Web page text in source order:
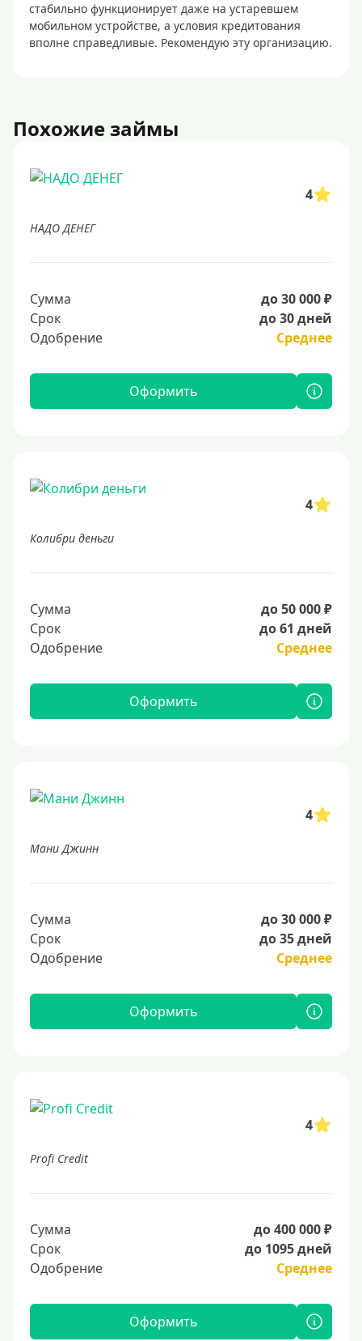
стабильно функционирует даже на устаревшем
мобильном устройстве, а условия кредитования
вполне справедливые. Рекомендую эту организацию.
Похожие займы
4
НАДО ДЕНЕГ
Сумма
до 30 000 ₽
Срок
до 30 дней
Одобрение
Среднее
Оформить
4
Колибри деньги
Сумма
до 50 000 ₽
Срок
до 61 дней
Одобрение
Среднее
Оформить
4
Мани Джинн
Сумма
до 30 000 ₽
Срок
до 35 дней
Одобрение
Среднее
Оформить
4
Profi Credit
Сумма
до 400 000 ₽
Срок
до 1095 дней
Одобрение
Среднее
Оформить